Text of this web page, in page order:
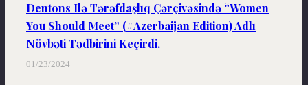
Dentons Ilə Tərəfdaşlıq Çərçivəsində “Women
You Should Meet” (#Azerbaijan Edition) Adlı
Növbəti Tədbirini Keçirdi.
01/23/2024